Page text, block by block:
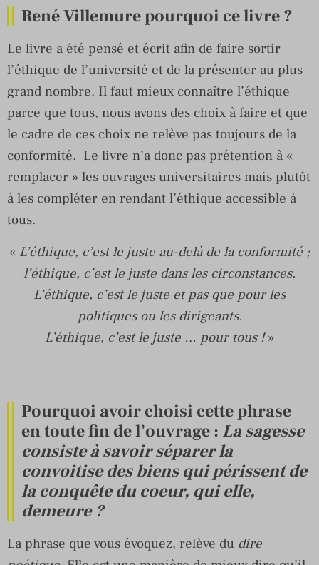
René Villemure pourquoi ce livre ?
Le livre a été pensé et écrit afin de faire sortir
l’éthique de l’université et de la présenter au plus
grand nombre. Il faut mieux connaître l’éthique
parce que tous, nous avons des choix à faire et que
le cadre de ces choix ne relève pas toujours de la
conformité. Le livre n’a donc pas prétention à «
remplacer » les ouvrages universitaires mais plutôt
à les compléter en rendant l’éthique accessible à
tous.
« L’éthique, c’est le juste au-delà de la conformité ;
l’éthique, c’est le juste dans les circonstances.
L’éthique, c’est le juste et pas que pour les
politiques ou les dirigeants.
L’éthique, c’est le juste … pour tous !»
Pourquoi avoir choisi cette phrase
en toute fin de l’ouvrage : La sagesse
consiste à savoir séparer la
convoitise des biens qui périssent de
la conquête du coeur, qui elle,
demeure ?
La phrase que vous évoquez, relève du dire